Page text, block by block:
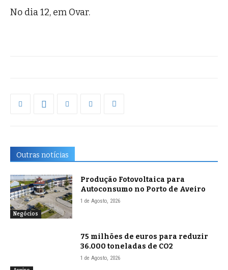
No dia 12, em Ovar.
Outras notícias
Negócios
Produção Fotovoltaica para
Autoconsumo no Porto de Aveiro
1 de Agosto, 2026
75 milhões de euros para reduzir
36.000 toneladas de CO2
1 de Agosto, 2026